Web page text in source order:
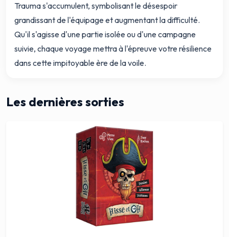
Trauma s'accumulent, symbolisant le désespoir
grandissant de l'équipage et augmentant la difficulté.
Qu'il s'agisse d'une partie isolée ou d'une campagne
suivie, chaque voyage mettra à l'épreuve votre résilience
dans cette impitoyable ère de la voile.
Les dernières sorties